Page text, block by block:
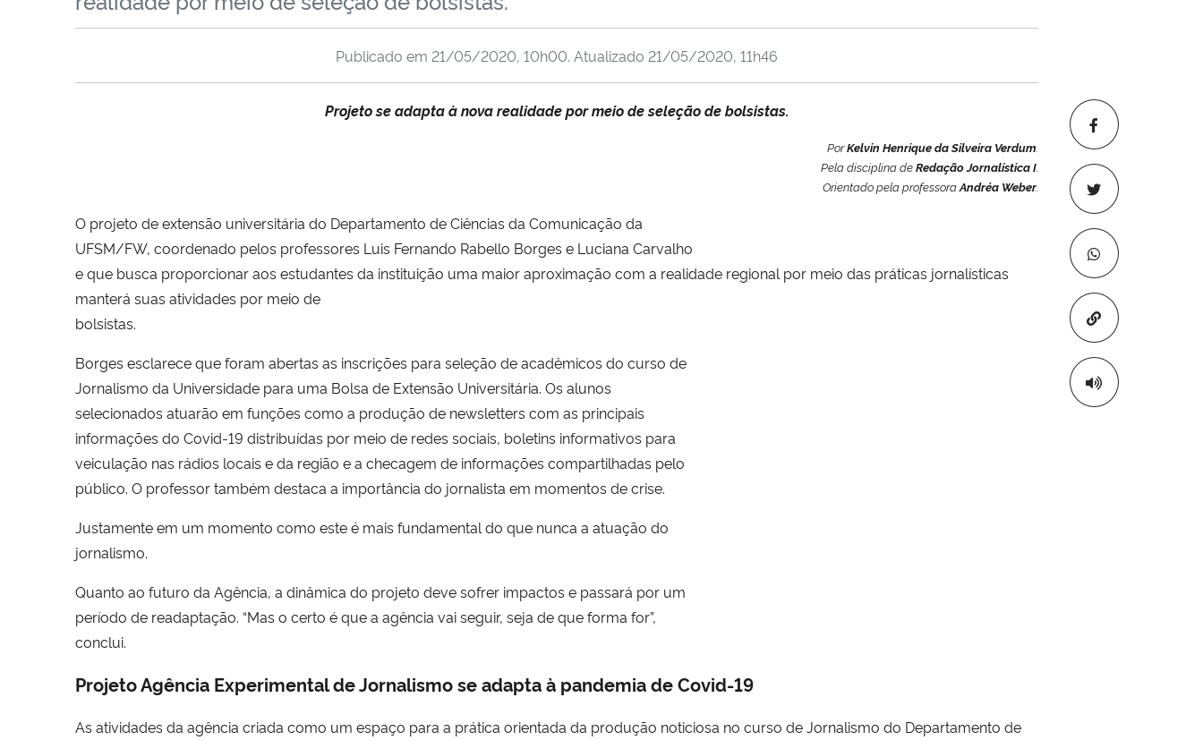
Copiar para
Publicado em 21/05/2020, 10h00. Atualizado 21/05/2020, 11h46
Projeto se adapta à nova realidade por meio de seleção de bolsistas.
PorKelvin Henrique da Silveira Verdum
Pela disciplina deRedação Jornalística I
Orientado pela professoraAndréa Weber.
O projeto de extensão universitária do Departamento de Ciências da Comunicação da
UFSM/FW, coordenado pelos professores Luis Fernando Rabello Borges e Luciana Carvalho
e que busca proporcionar aos estudantes da instituição uma maior aproximação com a realidade regional por meio das práticas jornalísticas
manterá suas atividades por meio de
bolsistas.
Borges esclarece que foram abertas as inscrições para seleção de acadêmicos do curso de
Jornalismo da Universidade para uma Bolsa de Extensão Universitária. Os alunos
selecionados atuarão em funções como a produção de newsletters com as principais
informações do Covid-19 distribuídas por meio de redes sociais, boletins informativos para
veiculação nas rádios locais e da região e a checagem de informações compartilhadas pelo
público. O professor também destaca a importância do jornalista em momentos de crise.
Justamente em um momento como este é mais fundamental do que nunca a atuação do
jornalismo.
Quanto ao futuro da Agência, a dinâmica do projeto deve sofrer impactos e passará por um
período de readaptação. “Mas o certo é que a agência vai seguir, seja de que forma for”,
conclui.
Projeto Agência Experimental de Jornalismo se adapta à pandemia de Covid-19
As atividades da agência criada como um espaço para a prática orientada da produção noticiosa no curso de Jornalismo do Departamento de